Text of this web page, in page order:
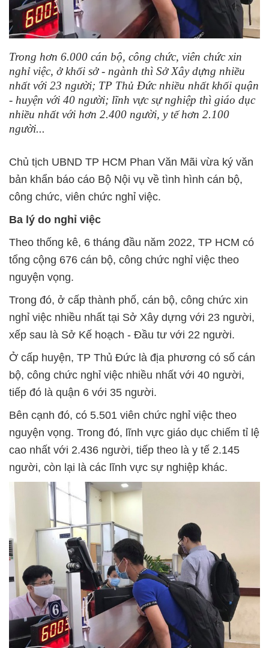
Trong hơn 6.000 cán bộ, công chức, viên chức xin
nghỉ việc, ở khối sở - ngành thì Sở Xây dựng nhiều
nhất với 23 người; TP Thủ Đức nhiều nhất khối quận
- huyện với 40 người; lĩnh vực sự nghiệp thì giáo dục
nhiều nhất với hơn 2.400 người, y tế hơn 2.100
người...
Chủ tịch UBND TP HCM Phan Văn Mãi vừa ký văn
bản khẩn báo cáo Bộ Nội vụ về tình hình cán bộ,
công chức, viên chức nghỉ việc.
Ba lý do nghỉ việc
Theo thống kê, 6 tháng đầu năm 2022, TP HCM có
tổng cộng 676 cán bộ, công chức nghỉ việc theo
nguyện vọng.
Trong đó, ở cấp thành phố, cán bộ, công chức xin
nghỉ việc nhiều nhất tại Sở Xây dựng với 23 người,
xếp sau là Sở Kế hoạch - Đầu tư với 22 người.
Ở cấp huyện, TP Thủ Đức là địa phương có số cán
bộ, công chức nghỉ việc nhiều nhất với 40 người,
tiếp đó là quận 6 với 35 người.
Bên cạnh đó, có 5.501 viên chức nghỉ việc theo
nguyện vọng. Trong đó, lĩnh vực giáo dục chiếm tỉ lệ
cao nhất với 2.436 người, tiếp theo là y tế 2.145
người, còn lại là các lĩnh vực sự nghiệp khác.